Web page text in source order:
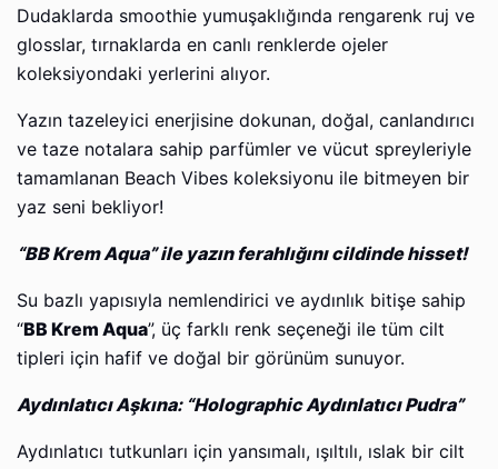
Dudaklarda smoothie yumuşaklığında rengarenk ruj ve
glosslar, tırnaklarda en canlı renklerde ojeler
koleksiyondaki yerlerini alıyor.
Yazın tazeleyici enerjisine dokunan, doğal, canlandırıcı
ve taze notalara sahip parfümler ve vücut spreyleriyle
tamamlanan Beach Vibes koleksiyonu ile bitmeyen bir
yaz seni bekliyor!
“BB Krem Aqua” ile yazın ferahlığını cildinde hisset!
Su bazlı yapısıyla nemlendirici ve aydınlık bitişe sahip
“BB Krem Aqua”, üç farklı renk seçeneği ile tüm cilt
tipleri için hafif ve doğal bir görünüm sunuyor.
Aydınlatıcı Aşkına: “Holographic Aydınlatıcı Pudra”
Aydınlatıcı tutkunları için yansımalı, ışıltılı, ıslak bir cilt